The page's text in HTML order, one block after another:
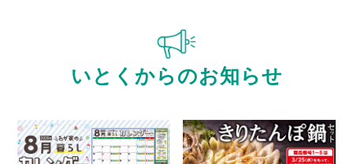
いとくからのお知らせ